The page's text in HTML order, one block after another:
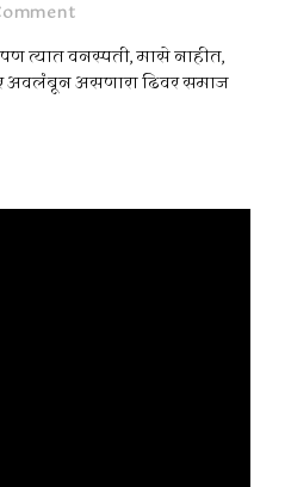
त्यात वनस्पती, मासे नाहीत,
अवलंबून असणारा ढिवर समाज